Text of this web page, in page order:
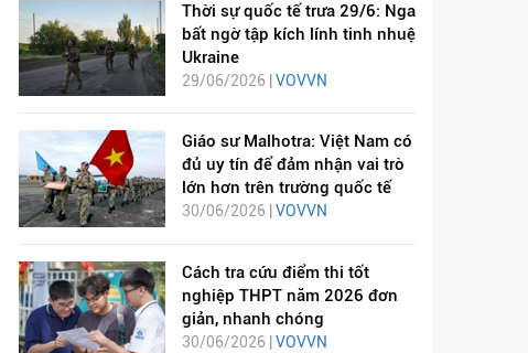
Thời sự quốc tế trưa 29/6: Nga
bất ngờ tập kích lính tinh nhuệ
Ukraine
29/06/2026 | VOVVN
Giáo sư Malhotra: Việt Nam có
đủ uy tín để đảm nhận vai trò
lớn hơn trên trường quốc tế
30/06/2026 | VOVVN
Cách tra cứu điểm thi tốt
nghiệp THPT năm 2026 đơn
giản, nhanh chóng
30/06/2026 | VOVVN